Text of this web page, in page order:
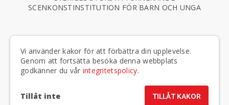
SCENKONSTINSTITUTION FÖR BARN OCH UNGA
020-50 40 75 E-POST info@regionteatervast.se
BESÖKSADRESSER & PERSONAL »
Vi använder kakor för att förbättra din upplevelse.
Genom att fortsätta besöka denna webbplats
godkänner du vår integritetspolicy.
Tillåt inte TILLÅT KAKOR